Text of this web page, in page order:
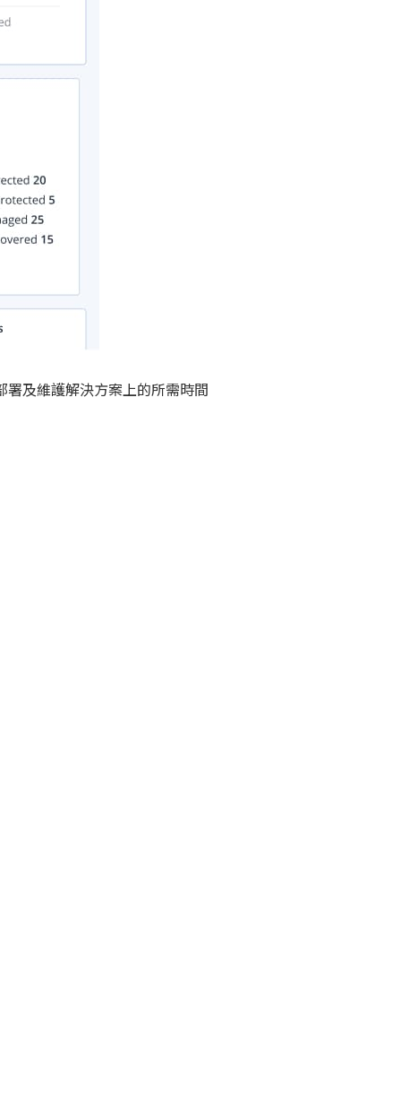
署及維護解決方案上的所需時間